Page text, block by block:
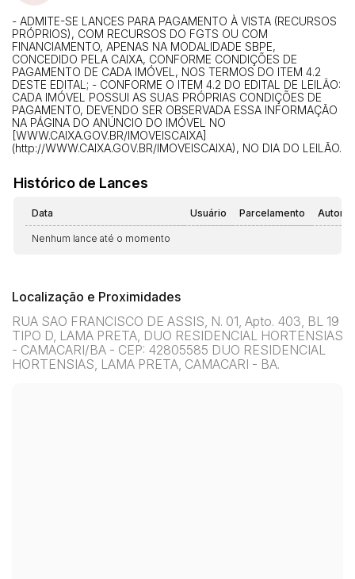
- ADMITE-SE LANCES PARA PAGAMENTO À VISTA (RECURSOS
PRÓPRIOS), COM RECURSOS DO FGTS OU COM
FINANCIAMENTO, APENAS NA MODALIDADE SBPE,
CONCEDIDO PELA CAIXA, CONFORME CONDIÇÕES DE
PAGAMENTO DE CADA IMÓVEL, NOS TERMOS DO ITEM 4.2
DESTE EDITAL; - CONFORME O ITEM 4.2 DO EDITAL DE LEILÃO:
CADA IMÓVEL POSSUI AS SUAS PRÓPRIAS CONDIÇÕES DE
PAGAMENTO, DEVENDO SER OBSERVADA ESSA INFORMAÇÃO
NA PÁGINA DO ANÚNCIO DO IMÓVEL NO
[WWW.CAIXA.GOV.BR/IMOVEISCAIXA]
(http://WWW.CAIXA.GOV.BR/IMOVEISCAIXA), NO DIA DO LEILÃO.
Histórico de Lances
Data Usuário Parcelamento
Nenhum lance até o momento
Localização e Proximidades
RUA SAO FRANCISCO DE ASSIS, N. 01, Apto. 403, BL 19
TIPO D, LAMA PRETA, DUO RESIDENCIAL HORTENSIAS
- CAMACARI/BA - CEP: 42805585 DUO RESIDENCIAL
HORTENSIAS, LAMA PRETA, CAMACARI - BA.